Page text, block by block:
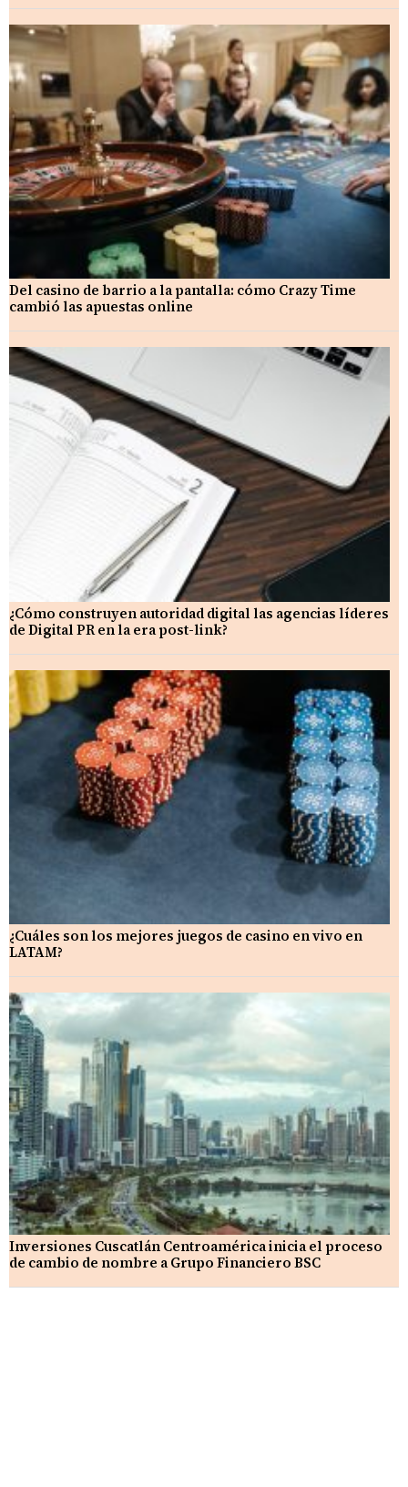
Del casino de barrio a la pantalla: cómo Crazy Time
cambió las apuestas online
¿Cómo construyen autoridad digital las agencias líderes
de Digital PR en la era post-link?
¿Cuáles son los mejores juegos de casino en vivo en
LATAM?
Inversiones Cuscatlán Centroamérica inicia el proceso
de cambio de nombre a Grupo Financiero BSC